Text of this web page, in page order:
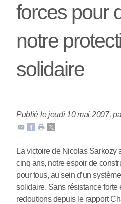
forces pour
notre
solidaire
Publié le jeudi 10 mai 2007,
La victoire de Nicolas Sarkozy
cinq ans, notre espoir de
pour tous, au sein d’un
solidaire. Sans résistance forte
redoutions depuis le rapport